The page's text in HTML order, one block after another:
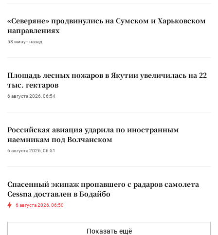
«Северяне» продвинулись на Сумском и Харьковском
направлениях
58 минут назад
Площадь лесных пожаров в Якутии увеличилась на 22
тыс. гектаров
6 августа 2026, 06:54
Российская авиация ударила по иностранным
наемникам под Волчанском
6 августа 2026, 06:51
Спасенный экипаж пропавшего с радаров самолета
Cessna доставлен в Бодайбо
6 августа 2026, 06:50
Показать ещё